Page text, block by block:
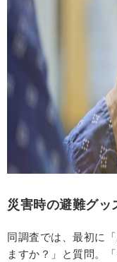
災害時の避難グ
同調査では、最初に
ますか？」と質問。